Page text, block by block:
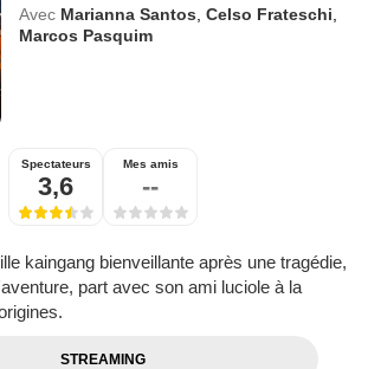
Avec Marianna Santos ,Celso Frateschi
Marcos Pasquim
Spectateurs
3,6
Mes amis
--
kaingang bienveillante après une tragédie,
part avec son ami luciole à la
STREAMING